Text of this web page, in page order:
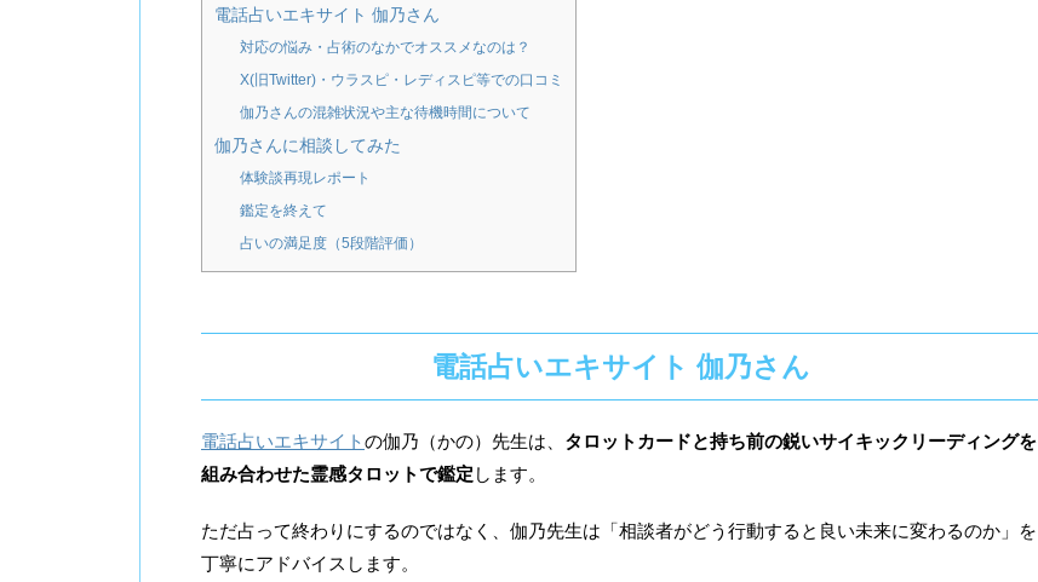
電話占いエキサイト 伽乃さん
対応の悩み・占術のなかでオススメなのは？
X(旧Twitter)・ウラスピ・レディスピ等での口コミ
伽乃さんの混雑状況や主な待機時間について
伽乃さんに相談してみた
体験談再現レポート
鑑定を終えて
占いの満足度（5段階評価）
電話占いエキサイト 伽乃さん
電話占いエキサイトの伽乃（かの）先生は、 タロットカードと持ち前の鋭いサイキックリーディングを
組み合わせた霊感タロットで鑑定 します。
ただ占って終わりにするのではなく、伽乃先生は「相談者がどう行動すると良い未来に変わるのか」を
丁寧にアドバイスします。